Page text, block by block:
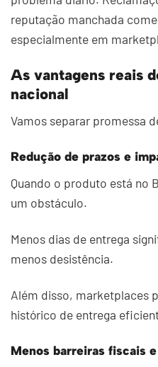
reputação manchada
especialmente em
As vantagens reais
nacional
Vamos separar promessa
Redução de prazos e
Quando o produto está no
um obstáculo.
Menos dias de entrega
menos desistência.
Além disso, marketplaces
histórico de entrega
Menos barreiras fiscais